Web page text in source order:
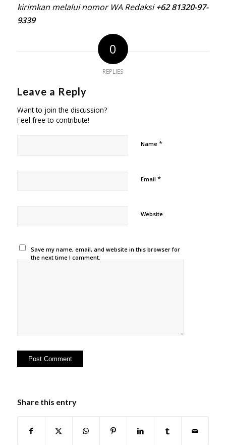
kirimkan melalui nomor WA Redaksi+62 81320-97-
9339
0
REPLIES
Leave a Reply
Want to join the discussion?
Feel free to contribute!
Name *
Email *
Website
Save my name, email, and website in this browser for
the next time I comment.
Share this entry